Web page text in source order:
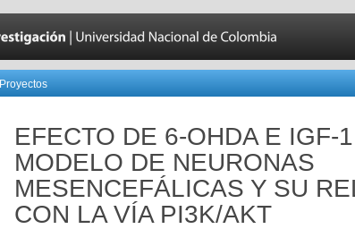
Proyectos
EFECTO DE 6-OHDA E IGF-
MODELO DE NEURONAS
MESENCEFÁLICAS Y SU
CON LA VÍA PI3K/AKT